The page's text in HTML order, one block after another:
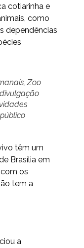
cotiarinha e
como
dependências
Zoo
têm um
Brasília em
os
tem a
a